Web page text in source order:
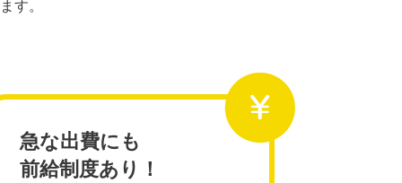
す。
急な出費にも
前給制度あり！